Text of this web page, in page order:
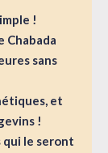
!
Chabada
sans
et
!
qui le seront